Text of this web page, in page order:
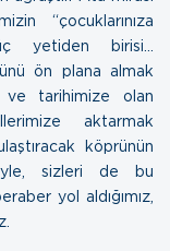
“çocuklarınıza
yetiden birisi...
ön plana almak
ve tarihimize olan
aktarmak
köprünün
sizleri de bu
yol aldığımız,